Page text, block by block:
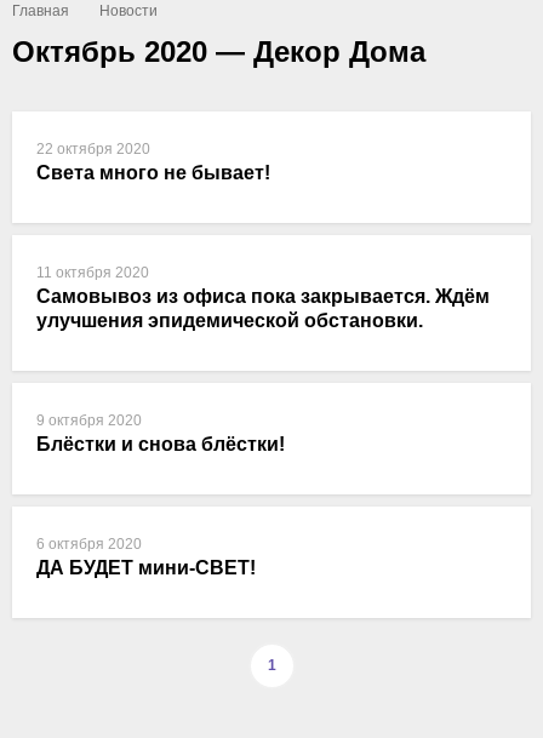
Главная Новости
Октябрь 2020 — Декор Дома
22 октября 2020
Света много не бывает!
11 октября 2020
Самовывоз из офиса пока закрывается. Ждём
улучшения эпидемической обстановки.
9 октября 2020
Блёстки и снова блёстки!
6 октября 2020
ДА БУДЕТ мини-СВЕТ!
1